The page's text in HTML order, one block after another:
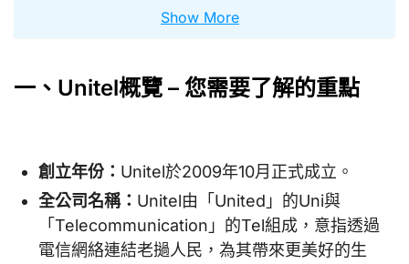
Show More
一、Unitel概覽 – 您需要了解的重點
創立年份： Unitel於2009年10月正式成立。
全公司名稱： Unitel由「United」的Uni與
「Telecommunication」的Tel組成，意指透過
電信網絡連結老撾人民，為其帶來更美好的生